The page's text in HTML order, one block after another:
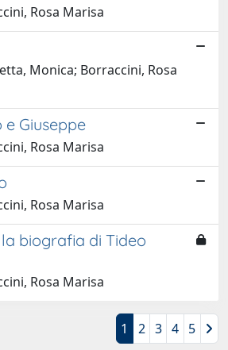
Rosa Marisa
Monica; Borraccini, Rosa
Giuseppe
Rosa Marisa
Rosa Marisa
biografia di Tideo
Rosa Marisa
1 2 3 4 5